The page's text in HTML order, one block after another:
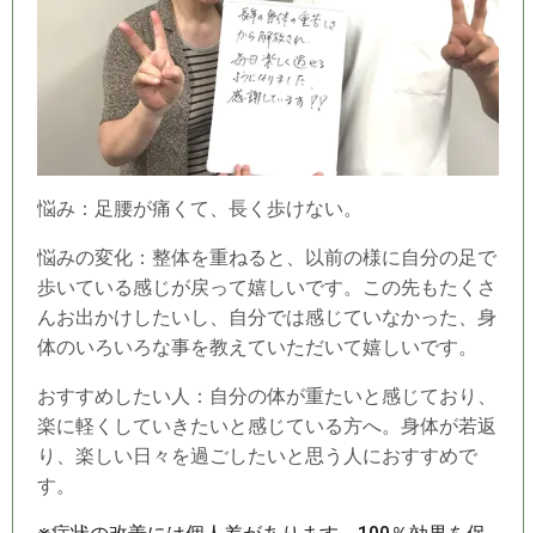
悩み：足腰が痛くて、長く歩けない。
悩みの変化：整体を重ねると、以前の様に自分の足で
歩いている感じが戻って嬉しいです。この先もたくさ
んお出かけしたいし、自分では感じていなかった、身
体のいろいろな事を教えていただいて嬉しいです。
おすすめしたい人：自分の体が重たいと感じており、
楽に軽くしていきたいと感じている方へ。身体が若返
り、楽しい日々を過ごしたいと思う人におすすめで
す。